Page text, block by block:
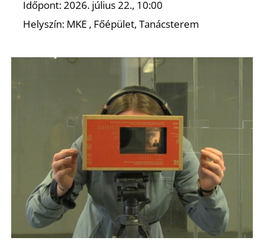
Időpont: 2026. július 22., 10:00
Helyszín: MKE , Főépület, Tanácsterem